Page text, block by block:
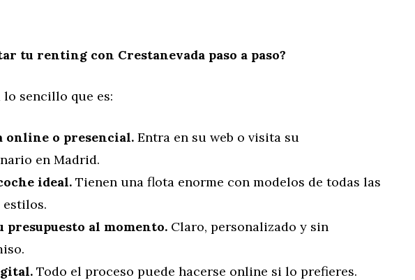
tu renting con Crestanevada paso a paso?
sencillo que es:
online o presencial. Entra en su web o visita su
en Madrid.
ideal. Tienen una flota enorme con modelos de todas las
estilos.
presupuesto al momento. Claro, personalizado y sin
Todo el proceso puede hacerse online si lo prefieres.